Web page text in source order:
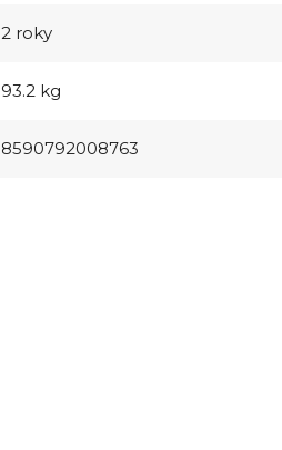
2 roky
93.2 kg
8590792008763